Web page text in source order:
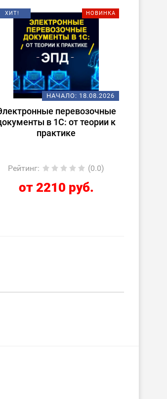
НОВИНКА
ХИТ!
НАЧАЛО: 18.08.2026
перевозочные
в 1С: от теории к
практике
Рейтинг: (0.0)
от 2210 руб.